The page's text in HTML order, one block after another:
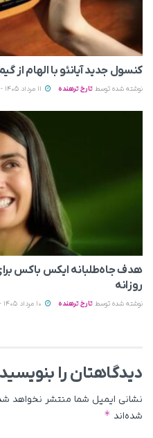
کنسول جدید آیانئو با الهام
نوشته شده توسط تارخ ترهنده
هدف جاه‌طلبانه ایکس باکس
روزانه
نوشته شده توسط تارخ ترهنده
دیدگاهتان را بنویسید
نشانی ایمیل شما منتشر نخواهد
شده‌اند *